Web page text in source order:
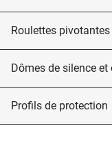
Roulettes
Dômes de silence
Profils de protection